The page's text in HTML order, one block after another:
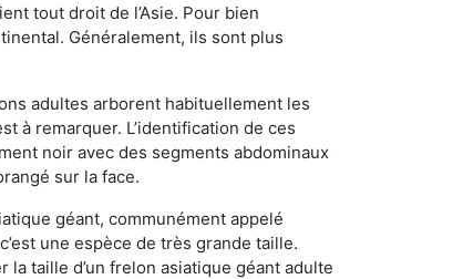
tout droit de l’Asie. Pour bien
Généralement, ils sont plus
adultes arborent habituellement les
à remarquer. L’identification de ces
noir avec des segments abdominaux
sur la face.
géant, communément appelé
c’est une espèce de très grande taille.
la taille d’un frelon asiatique géant adulte